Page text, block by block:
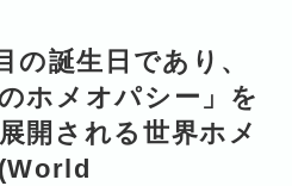
の誕生日であり、
ホメオパシー」を
開される世界ホメ